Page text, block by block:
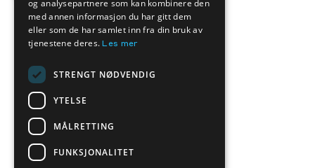
og analysepartnere som kan kombinere den
med annen informasjon du har gitt dem
eller som de har samlet inn fra din bruk av
tjenestene deres.Les mer
STRENGT NØDVENDIG
YTELSE
MÅLRETTING
FUNKSJONALITET